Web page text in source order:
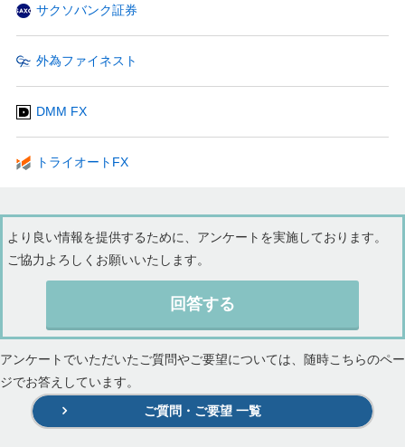
サクソバンク証券
外為ファイネスト
DMM FX
トライオートFX
より良い情報を提供するために、アンケートを実施しております。
ご協力よろしくお願いいたします。
回答する
アンケートでいただいたご質問やご要望については、随時こちらのペー
ジでお答えしています。
ご質問・ご要望 一覧